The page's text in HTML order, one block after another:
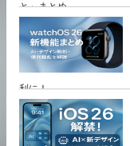
と」まとめ
利に！